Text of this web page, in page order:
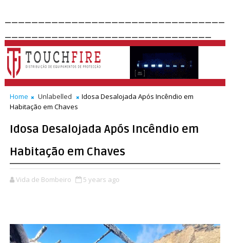
Home Unlabelled
Idosa Desalojada Após Incêndio em
Habitação em Chaves
Idosa Desalojada Após Incêndio em
Habitação em Chaves
Vida de Bombeiro 5 years ago